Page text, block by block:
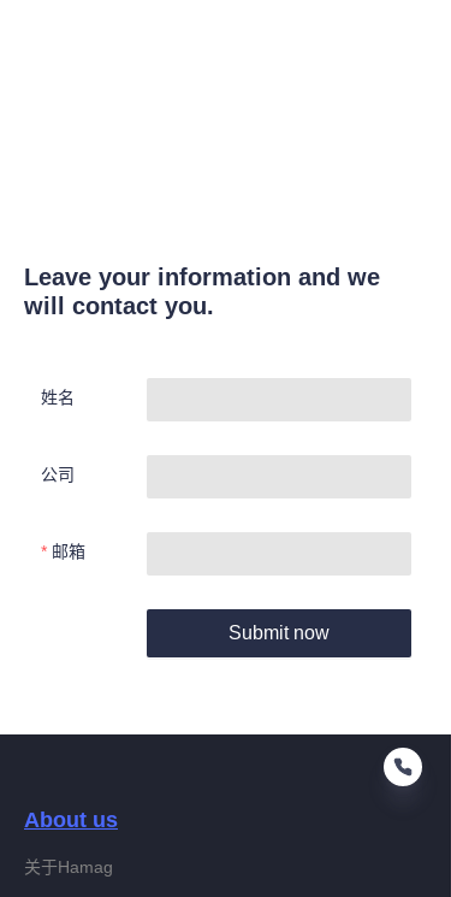
Leave your information and we
will contact you.
姓名
公司
邮箱
Submit now
About us
关于Hamag